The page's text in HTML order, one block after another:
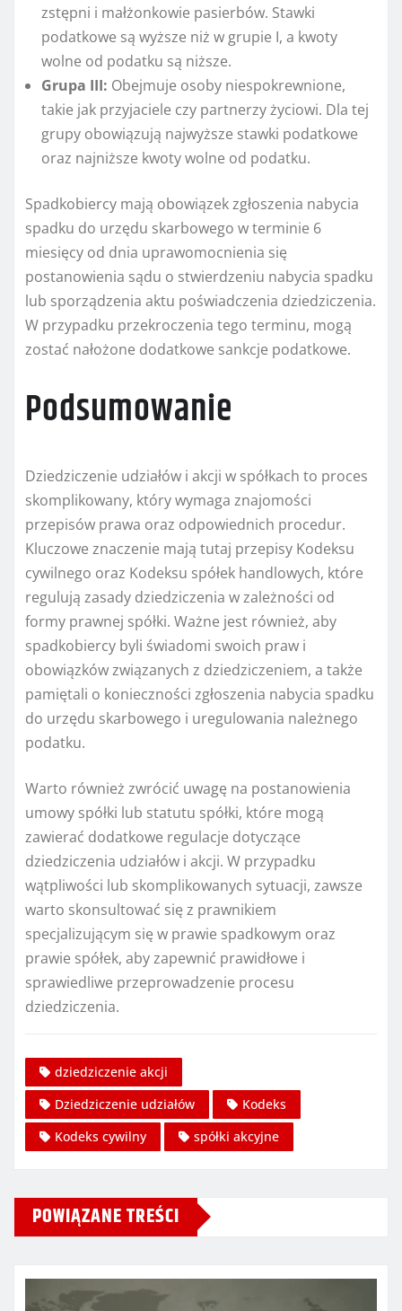
zstępni i małżonkowie pasierbów. Stawki
podatkowe są wyższe niż w grupie I, a kwoty
wolne od podatku są niższe.
Grupa III: Obejmuje osoby niespokrewnione,
takie jak przyjaciele czy partnerzy życiowi. Dla tej
grupy obowiązują najwyższe stawki podatkowe
oraz najniższe kwoty wolne od podatku.
Spadkobiercy mają obowiązek zgłoszenia nabycia
spadku do urzędu skarbowego w terminie 6
miesięcy od dnia uprawomocnienia się
postanowienia sądu o stwierdzeniu nabycia spadku
lub sporządzenia aktu poświadczenia dziedziczenia.
W przypadku przekroczenia tego terminu, mogą
zostać nałożone dodatkowe sankcje podatkowe.
Podsumowanie
Dziedziczenie udziałów i akcji w spółkach to proces
skomplikowany, który wymaga znajomości
przepisów prawa oraz odpowiednich procedur.
Kluczowe znaczenie mają tutaj przepisy Kodeksu
cywilnego oraz Kodeksu spółek handlowych, które
regulują zasady dziedziczenia w zależności od
formy prawnej spółki. Ważne jest również, aby
spadkobiercy byli świadomi swoich praw i
obowiązków związanych z dziedziczeniem, a także
pamiętali o konieczności zgłoszenia nabycia spadku
do urzędu skarbowego i uregulowania należnego
podatku.
Warto również zwrócić uwagę na postanowienia
umowy spółki lub statutu spółki, które mogą
zawierać dodatkowe regulacje dotyczące
dziedziczenia udziałów i akcji. W przypadku
wątpliwości lub skomplikowanych sytuacji, zawsze
warto skonsultować się z prawnikiem
specjalizującym się w prawie spadkowym oraz
prawie spółek, aby zapewnić prawidłowe i
sprawiedliwe przeprowadzenie procesu
dziedziczenia.
dziedziczenie akcji
Dziedziczenie udziałów
Kodeks
Kodeks cywilny
spółki akcyjne
POWIĄZANE TREŚCI